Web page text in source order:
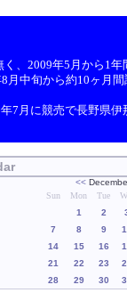
、2009年5月から1
中旬から約10ヶ月
7月に競売で長野県
<<
Sun
Mon Tue
1
2
7
8 9
14
15 16
21
22 23
28
29 30